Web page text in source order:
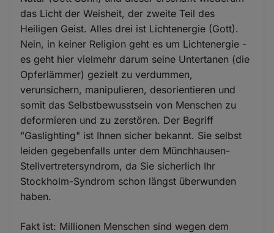
das Licht der Weisheit, der zweite Teil des
Heiligen Geist. Alles drei ist Lichtenergie (Gott).
Nein, in keiner Religion geht es um Lichtenergie -
es geht hier vielmehr darum seine Untertanen (die
Opferlämmer) gezielt zu verdummen,
verunsichern, manipulieren, desorientieren und
somit das Selbstbewusstsein von Menschen zu
deformieren und zu zerstören. Der Begriff
"Gaslighting" ist Ihnen sicher bekannt. Sie selbst
leiden gegebenfalls unter dem Münchhausen-
Stellvertretersyndrom, da Sie sicherlich Ihr
Stockholm-Syndrom schon längst überwunden
haben.
Fakt ist: Millionen Menschen sind wegen dem